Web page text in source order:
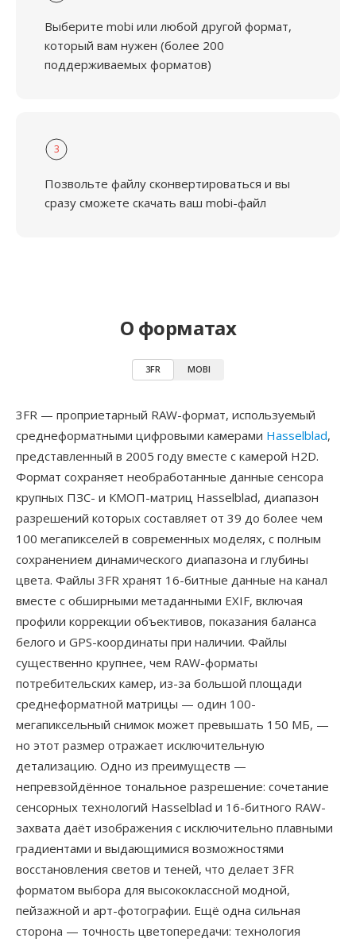
Выберите mobi или любой другой формат,
который вам нужен (более 200
поддерживаемых форматов)
3
Позвольте файлу сконвертироваться и вы
сразу сможете скачать ваш mobi-файл
О форматах
3FR MOBI
3FR — проприетарный RAW-формат, используемый
среднеформатными цифровыми камерами Hasselblad,
представленный в 2005 году вместе с камерой H2D.
Формат сохраняет необработанные данные сенсора
крупных ПЗС- и КМОП-матриц Hasselblad, диапазон
разрешений которых составляет от 39 до более чем
100 мегапикселей в современных моделях, с полным
сохранением динамического диапазона и глубины
цвета. Файлы 3FR хранят 16-битные данные на канал
вместе с обширными метаданными EXIF, включая
профили коррекции объективов, показания баланса
белого и GPS-координаты при наличии. Файлы
существенно крупнее, чем RAW-форматы
потребительских камер, из-за большой площади
среднеформатной матрицы — один 100-
мегапиксельный снимок может превышать 150 МБ, —
но этот размер отражает исключительную
детализацию. Одно из преимуществ —
непревзойдённое тональное разрешение: сочетание
сенсорных технологий Hasselblad и 16-битного RAW-
захвата даёт изображения с исключительно плавными
градиентами и выдающимися возможностями
восстановления светов и теней, что делает 3FR
форматом выбора для высококлассной модной,
пейзажной и арт-фотографии. Ещё одна сильная
сторона — точность цветопередачи: технология